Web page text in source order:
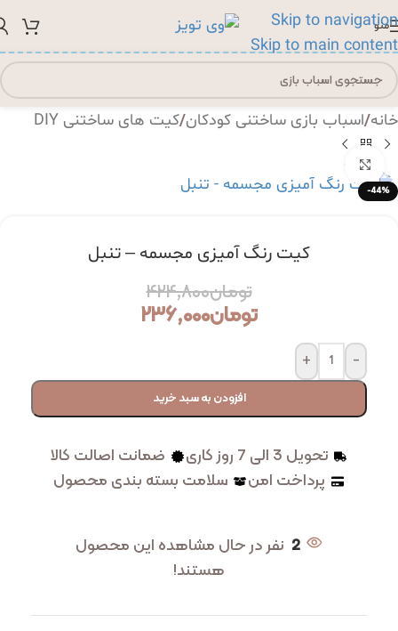
Skip to navigation
Skip to main content
منو
خانه/اسباب بازی ساختنی کودکان/کیت های ساختنی DIY
-44%
کیت رنگ آمیزی مجسمه – تنبل
تومان۴۲۴,۸۰۰
تومان۲۳۶,۰۰۰
-
+
افزودن به سبد خرید
تحویل 3 الی 7 روز کاری
ضمانت اصالت کالا
پرداخت امن
سلامت بسته بندی محصول
2 نفر در حال مشاهده این محصول
هستند!